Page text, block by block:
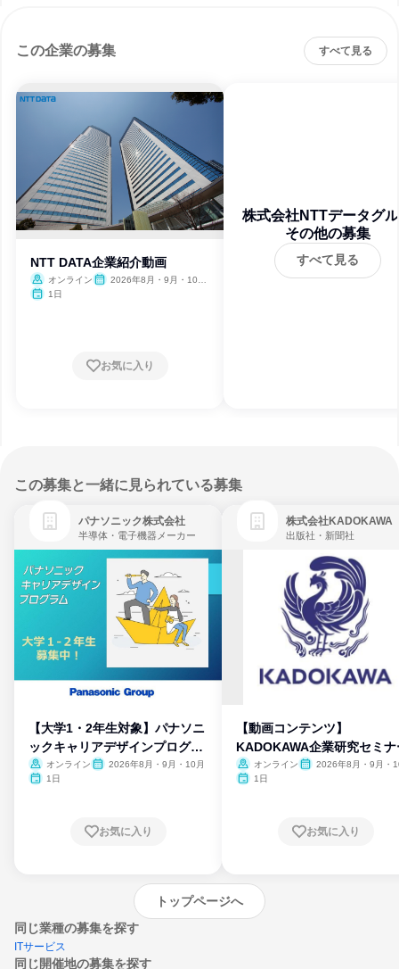
この企業の募集 すべて見る
NTT DATA企業紹介動画
オンライン
2026年8月・9月・10
1日
お気に入り
株式会社NTTデータグ
プ
その他の募集
すべて見る
この募集と一緒に見られている募集
パナソニック株式会社
半導体・電子機器メーカー
【大学1・2年生対象】パナソニ
ックキャリアデザインプログラ
ム
オンライン
2026年8月・9月・10月
1日
お気に入り
株式会社KADOKAWA
出版社・新聞社
【動画コンテンツ】
KADOKAWA企業研究セミナ
オンライン
2026年8月・9月・
1日
お気に入り
トップページへ
同じ業種の募集を探す
ITサービス
同じ開催地の募集を探す